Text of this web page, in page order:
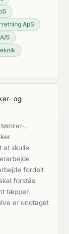
ApS
S
og
,
at skulle
fordelt
forstås
tæpper.
er undtaget